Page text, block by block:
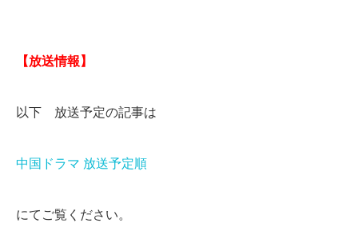
【放送情報】
以下 放送予定の記事は
中国ドラマ 放送予定順
にてご覧ください。